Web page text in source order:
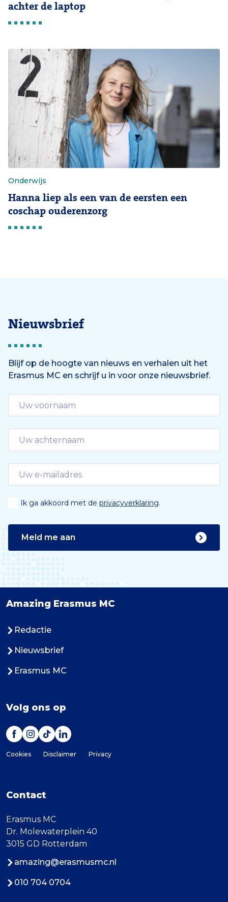
achter de laptop
Onderwijs
Hanna liep als een van de eersten een
coschap ouderenzorg
Nieuwsbrief
Blijf op de hoogte van nieuws en verhalen uit het
Erasmus MC en schrijf u in voor onze nieuwsbrief.
Ik ga akkoord met de privacyverklaring.
Meld me aan
Amazing Erasmus MC
Redactie
Nieuwsbrief
Erasmus MC
Volg ons op
Cookies Disclaimer Privacy
Contact
Erasmus MC
Dr. Molewaterplein 40
3015 GD Rotterdam
amazing@erasmusmc.nl
010 704 0704